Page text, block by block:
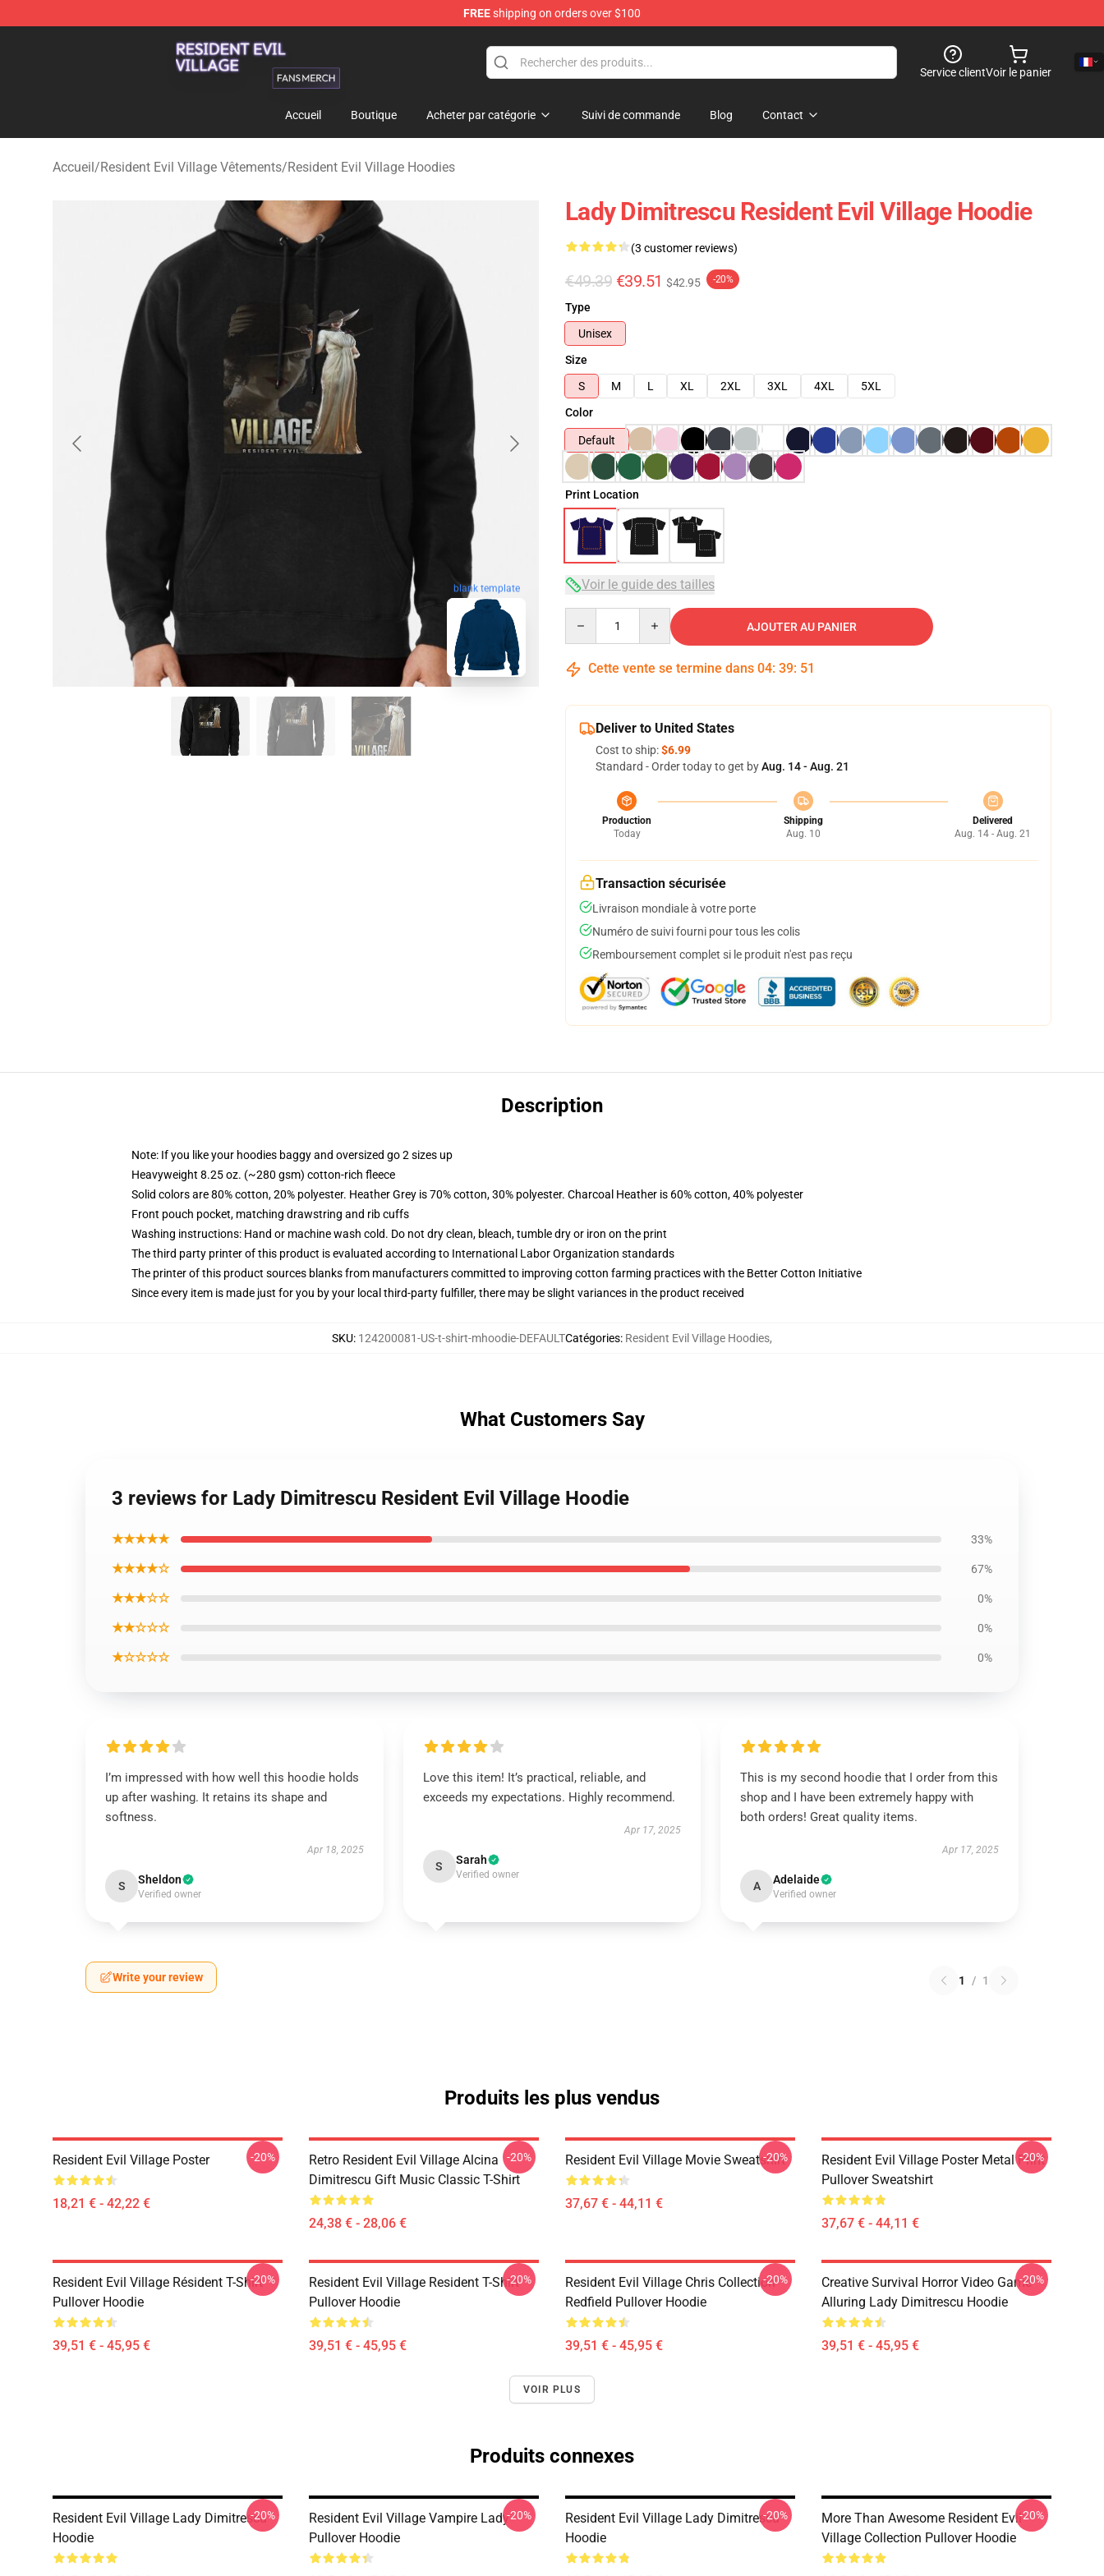
FREEshipping on orders over $100
Resident Evil Village Shop - Official Resident Evil Village Merchandise Store
Service clientVoir le panier
Accueil Boutique Acheter par catégorie Suivi de commande Blog Contact
Accueil/Resident Evil Village Vêtements/Resident Evil Village Hoodies
blank template
Lady Dimitrescu Resident Evil Village Hoodie
(3 customer reviews)
€49.39 €39.51 $42.95 -20%
Type
Unisex
Size
S
M L XL 2XL 3XL 4XL
5XL
Color
Default
Print Location
Voir le guide des tailles
AJOUTER AU PANIER
Cette vente se termine dans 04: 39: 50
Deliver to United States
Cost to ship:$6.99
Standard - Order today to get byAug. 14 - Aug. 21
Production
Today
Shipping
Aug. 10
Delivered
Aug. 14 - Aug. 21
Transaction sécurisée
Livraison mondiale à votre porte
Numéro de suivi fourni pour tous les colis
Remboursement complet si le produit n'est pas reçu
Description
Note: If you like your hoodies baggy and oversized go 2 sizes up
Heavyweight 8.25 oz. (~280 gsm) cotton-rich fleece
Solid colors are 80% cotton, 20% polyester. Heather Grey is 70% cotton, 30% polyester. Charcoal Heather is 60% cotton, 40% polyester
Front pouch pocket, matching drawstring and rib cuffs
Washing instructions: Hand or machine wash cold. Do not dry clean, bleach, tumble dry or iron on the print
The third party printer of this product is evaluated according to International Labor Organization standards
The printer of this product sources blanks from manufacturers committed to improving cotton farming practices with the Better Cotton Initiative
Since every item is made just for you by your local third-party fulfiller, there may be slight variances in the product received
SKU: 124200081-US-t-shirt-mhoodie-DEFAULTCatégories: Resident Evil Village Hoodies,
What Customers Say
3 reviews for Lady Dimitrescu Resident Evil Village Hoodie
★★★★★ 33%
★★★★☆ 67%
★★★☆☆ 0%
★★☆☆☆ 0%
★☆☆☆☆ 0%
I’m impressed with how well this hoodie holds
up after washing. It retains its shape and
softness.
Apr 18, 2025
S Sheldon
Verified owner
Love this item! It’s practical, reliable, and
exceeds my expectations. Highly recommend.
Apr 17, 2025
S Sarah
Verified owner
This is my second hoodie that I order from this
shop and I have been extremely happy with
both orders! Great quality items.
Apr 17, 2025
A Adelaide
Verified owner
Write your review 1 / 1
Produits les plus vendus
Resident Evil Village Poster
18,21 € - 42,22 €
-20%
Retro Resident Evil Village Alcina
Dimitrescu Gift Music Classic T-Shirt
24,38 € - 28,06 €
-20% Resident Evil Village Movie Sweatshirt
37,67 € - 44,11 €
-20%
Resident Evil Village Poster Metal Print
Pullover Sweatshirt
37,67 € - 44,11 €
-20%
Resident Evil Village Résident T-Shirt
Pullover Hoodie
39,51 € - 45,95 €
-20%
Resident Evil Village Resident T-Shirt
Pullover Hoodie
39,51 € - 45,95 €
-20%
Resident Evil Village Chris Collection
Redfield Pullover Hoodie
39,51 € - 45,95 €
-20%
Creative Survival Horror Video Game
Alluring Lady Dimitrescu Hoodie
39,51 € - 45,95 €
-20%
VOIR PLUS
Produits connexes
Resident Evil Village Lady Dimitrescu
Hoodie
-20%
Resident Evil Village Vampire Lady
Pullover Hoodie
-20%
Resident Evil Village Lady Dimitrescu
Hoodie
-20%
More Than Awesome Resident Evil
Village Collection Pullover Hoodie
-20%